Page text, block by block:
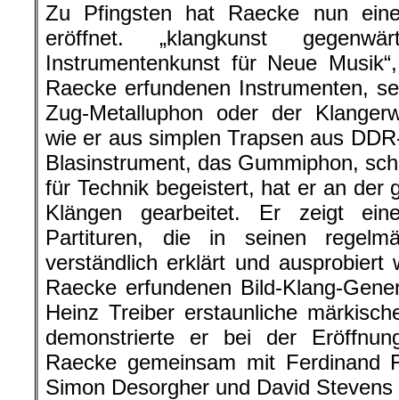
Zu Pfingsten hat Raecke nun
eröffnet. „klangkunst
Instrumentenkunst für Neue
Raecke erfundenen Instrumenten,
Zug-Metalluphon oder der
wie er aus simplen Trapsen aus
Blasinstrument, das Gummiphon,
für Technik begeistert, hat er an der
Klängen gearbeitet. Er zeigt
Partituren, die in seinen
verständlich erklärt und
Raecke erfundenen Bild-Klang-
Heinz Treiber erstaunliche
demonstrierte er bei der
Raecke gemeinsam mit Ferdinand
Simon Desorgher und David